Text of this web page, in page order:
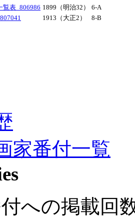
覧表_806986 1899（明治32）
6-A
1913（大正2） 8-B
家番付一覧
への掲載回